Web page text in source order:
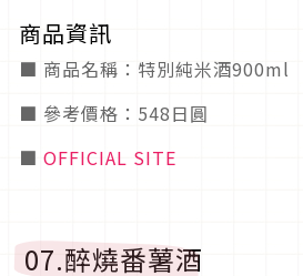
商品資訊
■ 商品名稱：特別純米酒900ml
■ 參考價格：548日圓
■ OFFICIAL SITE
07.醉燒番薯酒